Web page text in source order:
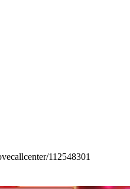
112548301